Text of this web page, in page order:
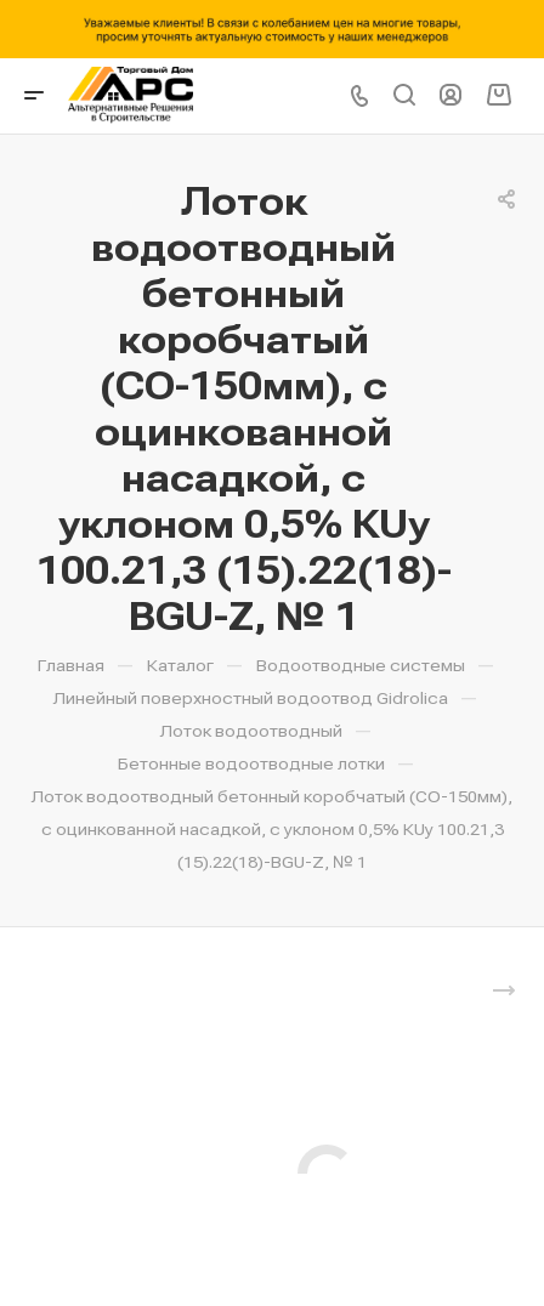
Лоток
водоотводный
бетонный
коробчатый
(СО-150мм), с
оцинкованной
насадкой, с
уклоном 0,5% КUу
100.21,3 (15).22(18)-
BGU-Z, № 1
Главная — Каталог — Водоотводные системы —
Линейный поверхностный водоотвод Gidrolica —
Лоток водоотводный —
Бетонные водоотводные лотки —
Лоток водоотводный бетонный коробчатый (СО-150мм),
с оцинкованной насадкой, с уклоном 0,5% КUу 100.21,3
(15).22(18)-BGU-Z, № 1